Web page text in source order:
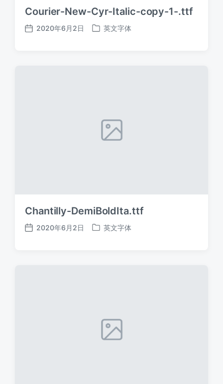
Courier-New-Cyr-Italic-copy-1-.ttf
发
2020年6月2日
发
英文字体
Chantilly-DemiBoldIta.ttf
发
2020年6月2日
发
英文字体